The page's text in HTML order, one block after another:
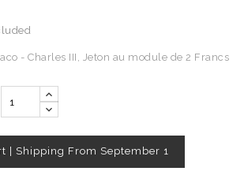
- Charles III, Jeton au module de 2 Francs
| Shipping From September 1